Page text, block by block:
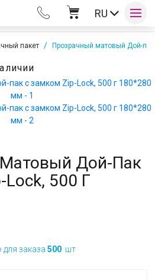
RU
пакет Прозрачный матовый Дой-
Дой-Пак
500 Г
заказа 500 шт